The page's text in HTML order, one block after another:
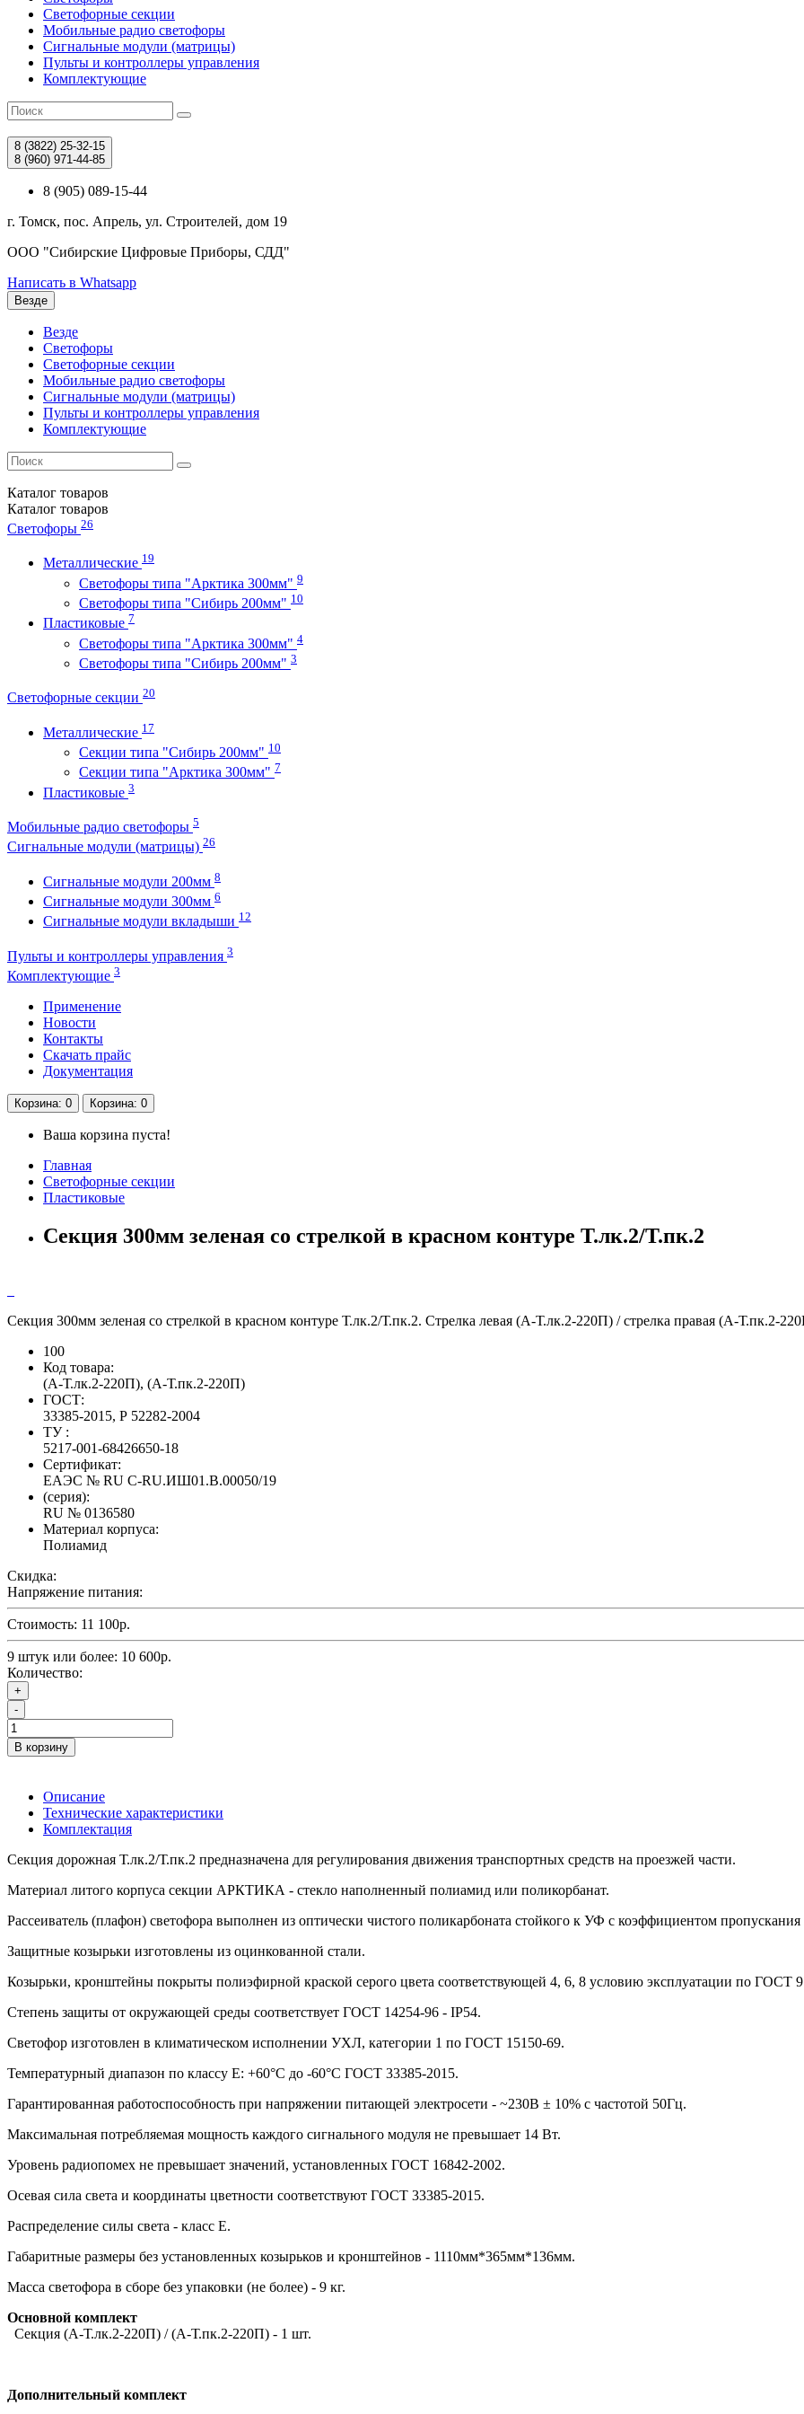
Светофорные секции
Мобильные радио светофоры
Сигнальные модули (матрицы)
Пульты и контроллеры управления
Комплектующие
8 (3822) 25-32-15
8 (960) 971-44-85
8 (905) 089-15-44
г. Томск, пос. Апрель, ул. Строителей, дом 19
ООО "Сибирские Цифровые Приборы, СДД"
Написать в Whatsapp
Везде
Везде
Светофоры
Светофорные секции
Мобильные радио светофоры
Сигнальные модули (матрицы)
Пульты и контроллеры управления
Комплектующие
Каталог товаров
Каталог товаров
Светофоры 26
Металлические 19
Светофоры типа "Арктика 300мм" 9
Светофоры типа "Сибирь 200мм" 10
Пластиковые 7
Светофоры типа "Арктика 300мм" 4
Светофоры типа "Сибирь 200мм" 3
Светофорные секции 20
Металлические 17
Секции типа "Сибирь 200мм" 10
Секции типа "Арктика 300мм" 7
Пластиковые 3
Мобильные радио светофоры 5
Сигнальные модули (матрицы) 26
Сигнальные модули 200мм 8
Сигнальные модули 300мм 6
Сигнальные модули вкладыши 12
Пульты и контроллеры управления 3
Комплектующие 3
Применение
Новости
Контакты
Скачать прайс
Документация
Корзина: 0 Корзина: 0
Ваша корзина пуста!
Главная
Светофорные секции
Пластиковые
Секция 300мм зеленая со стрелкой в красном контуре Т.лк.2/Т.пк.2
Секция 300мм зеленая со стрелкой в красном контуре Т.лк.2/Т.пк.2. Стрелка левая (А-Т.лк.2-220П) / стрелка правая (А-Т.пк.2-
100
Код товара:
(А-Т.лк.2-220П), (А-Т.пк.2-220П)
ГОСТ:
33385-2015, Р 52282-2004
ТУ :
5217-001-68426650-18
Сертификат:
ЕАЭС № RU С-RU.ИШ01.В.00050/19
(серия):
RU № 0136580
Материал корпуса:
Полиамид
Скидка:
Напряжение питания:
Стоимость: 11 100р.
9 штук или более: 10 600р.
Количество:
+
-
В корзину
Описание
Технические характеристики
Комплектация
Секция дорожная Т.лк.2/Т.пк.2 предназначена для регулирования движения транспортных средств на проезжей части.
Материал литого корпуса секции АРКТИКА - стекло наполненный полиамид или поликорбанат.
Рассеиватель (плафон) светофора выполнен из оптически чистого поликарбоната стойкого к УФ с коэффициентом
Защитные козырьки изготовлены из оцинкованной стали.
Козырьки, кронштейны покрыты полиэфирной краской серого цвета соответствующей 4, 6, 8 условию эксплуатации по ГОСТ
Степень защиты от окружающей среды соответствует ГОСТ 14254-96 - IP54.
Светофор изготовлен в климатическом исполнении УХЛ, категории 1 по ГОСТ 15150-69.
Температурный диапазон по классу Е: +60°С до -60°С ГОСТ 33385-2015.
Гарантированная работоспособность при напряжении питающей электросети - ~230В ± 10% с частотой 50Гц.
Максимальная потребляемая мощность каждого сигнального модуля не превышает 14 Вт.
Уровень радиопомех не превышает значений, установленных ГОСТ 16842-2002.
Осевая сила света и координаты цветности соответствуют ГОСТ 33385-2015.
Распределение силы света - класс Е.
Габаритные размеры без установленных козырьков и кронштейнов - 1110мм*365мм*136мм.
Масса светофора в сборе без упаковки (не более) - 9 кг.
Основной комплект
Секция (А-Т.лк.2-220П) / (А-Т.пк.2-220П) - 1 шт.
Дополнительный комплект